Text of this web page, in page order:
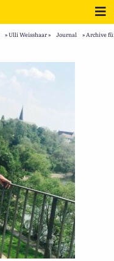
»Ulli Weisshaar» Journal »Archive